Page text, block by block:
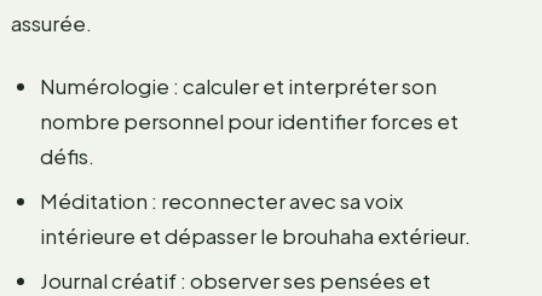
assurée.
Numérologie : calculer et interpréter son
nombre personnel pour identifier forces et
défis.
Méditation : reconnecter avec sa voix
intérieure et dépasser le brouhaha extérieur.
Journal créatif : observer ses pensées et